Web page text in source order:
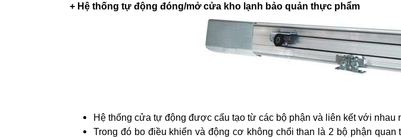
+ Hệ thống tự động đóng/mở cửa kho lạnh bảo quản thực phẩm
Hệ thống cửa tự động được cấu tạo từ các bộ phận và liên kết với nhau
Trong đó bo điều khiển và động cơ không chổi than là 2 bộ phận